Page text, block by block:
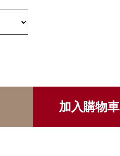
加入購物車